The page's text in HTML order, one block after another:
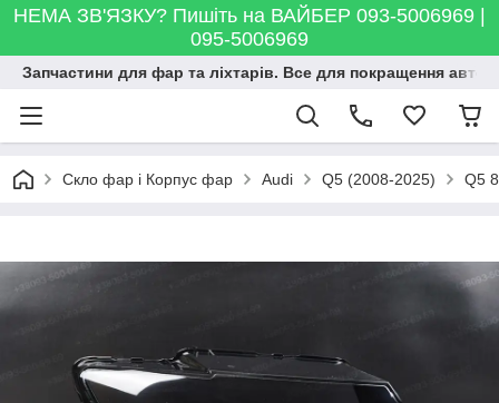
НЕМА ЗВ'ЯЗКУ? Пишіть на ВАЙБЕР 093-5006969 |
095-5006969
Запчастини для фар та ліхтарів. Все для покращення
Скло фар і Корпус фар Audi Q5 (2008-2025) Q5